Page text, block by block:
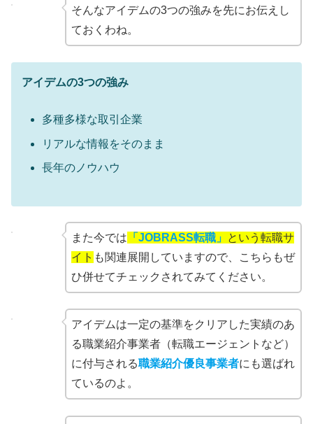
そんなアイデムの3つの強みを先にお伝えし
ておくわね。
アイデムの3つの強み
多種多様な取引企業
リアルな情報をそのまま
長年のノウハウ
また今では 「JOBRASS転職」 という転職サ
イト も関連展開していますので、こちらもぜ
ひ併せてチェックされてみてください。
アイデムは一定の基準をクリアした実績のあ
る職業紹介事業者（転職エージェントなど）
に付与される職業紹介優良事業者にも選ばれ
ているのよ。